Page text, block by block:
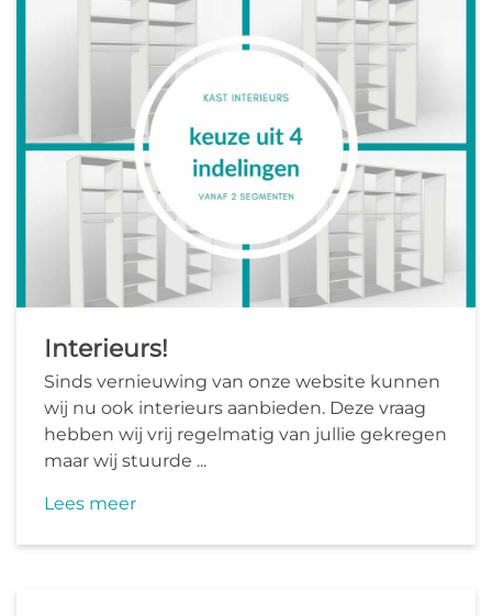
Interieurs!
Sinds vernieuwing van onze website kunnen
wij nu ook interieurs aanbieden. Deze vraag
hebben wij vrij regelmatig van jullie gekregen
maar wij stuurde ...
Lees meer